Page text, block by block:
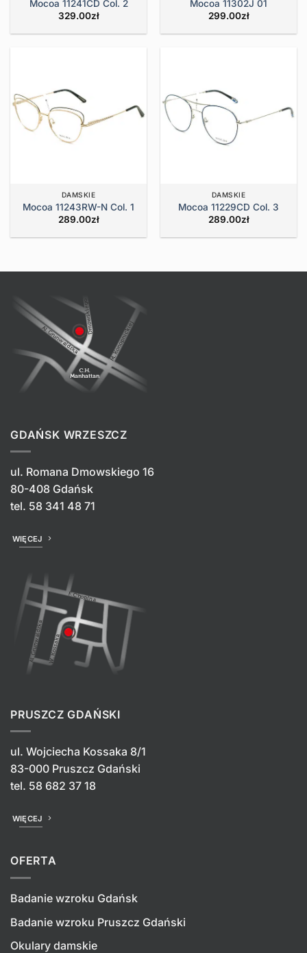
Mocoa 11241CD Col. 2
329.00zł
Mocoa 11302J 01
299.00zł
DAMSKIE
Mocoa 11243RW-N Col. 1
289.00zł
DAMSKIE
Mocoa 11229CD Col. 3
289.00zł
GDAŃSK WRZESZCZ
ul. Romana Dmowskiego 16
80-408 Gdańsk
tel. 58 341 48 71
WIĘCEJ
PRUSZCZ GDAŃSKI
ul. Wojciecha Kossaka 8/1
83-000 Pruszcz Gdański
tel. 58 682 37 18
WIĘCEJ
OFERTA
Badanie wzroku Gdańsk
Badanie wzroku Pruszcz Gdański
Okulary damskie